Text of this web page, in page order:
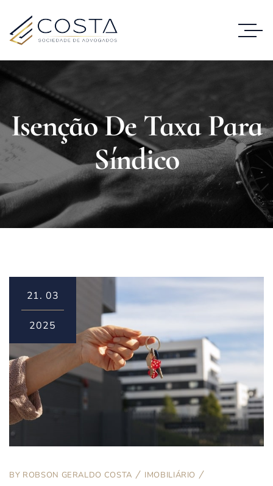
Isenção De Taxa Para
Síndico
21. 03
2025
BY ROBSON GERALDO COSTA
IMOBILIÁRIO